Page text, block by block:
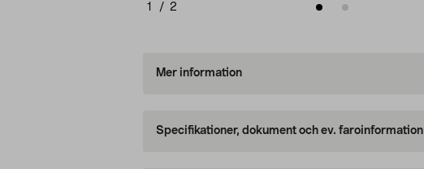
1 / 2
Mer information
Specifikationer, dokument och ev. faroinformation